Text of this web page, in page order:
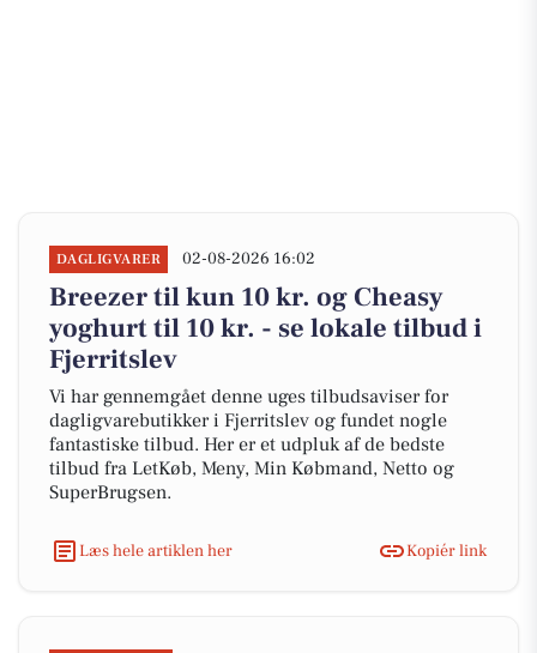
DAGLIGVARER 02-08-2026 16:02
Breezer til kun 10 kr. og Cheasy
yoghurt til 10 kr. - se lokale tilbud i
Fjerritslev
Vi har gennemgået denne uges tilbudsaviser for
dagligvarebutikker i Fjerritslev og fundet nogle
fantastiske tilbud. Her er et udpluk af de bedste
tilbud fra LetKøb, Meny, Min Købmand, Netto og
SuperBrugsen.
Læs hele artiklen her Kopiér link